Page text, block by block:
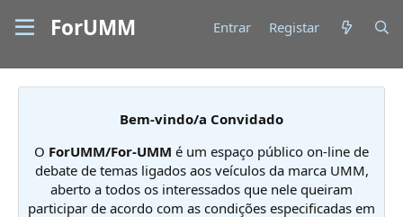
ForUMM Entrar Registar
Bem-vindo/a Convidado
O ForUMM/For-UMM é um espaço público on-line de
debate de temas ligados aos veículos da marca UMM,
aberto a todos os interessados que nele queiram
participar de acordo com as condições especificadas em